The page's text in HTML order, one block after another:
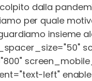
dalla
per quale
insieme
left"